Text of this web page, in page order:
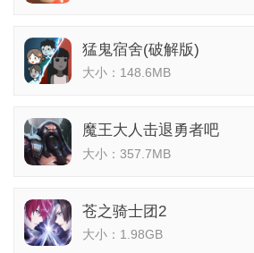
猛鬼宿舍(破解版)
大小：148.6MB
魔王大人击退勇者吧
大小：357.7MB
苍之骑士团2
大小：1.98GB